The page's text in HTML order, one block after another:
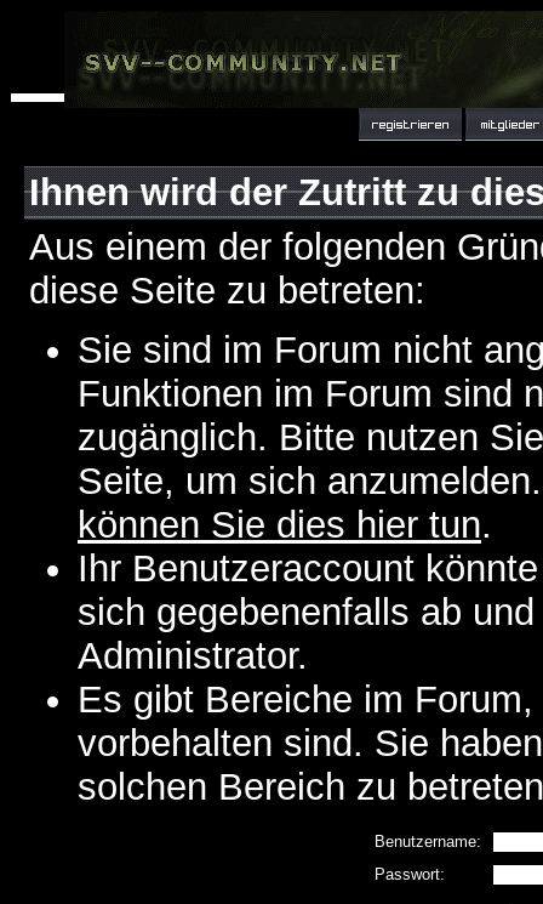
Ihnen wird der Zutritt zu
Aus einem der folgenden
diese Seite zu betreten:
Sie sind im Forum nicht
Funktionen im Forum sind
zugänglich. Bitte nutzen
Seite, um sich
können Sie dies hier tun.
Ihr Benutzeraccount
sich gegebenenfalls ab
Administrator.
Es gibt Bereiche im
vorbehalten sind. Sie
solchen Bereich zu
Benutzername:
Passwort: